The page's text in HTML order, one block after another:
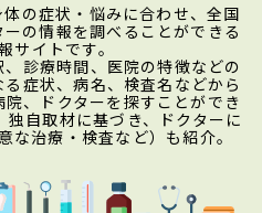
の症状・悩みに合わせ、全国
の情報を調べることができる
サイトです。
診療時間、医院の特徴などの
症状、病名、検査名などから
、ドクターを探すことができ
自取材に基づき、ドクターに
な治療・検査など）も紹介。